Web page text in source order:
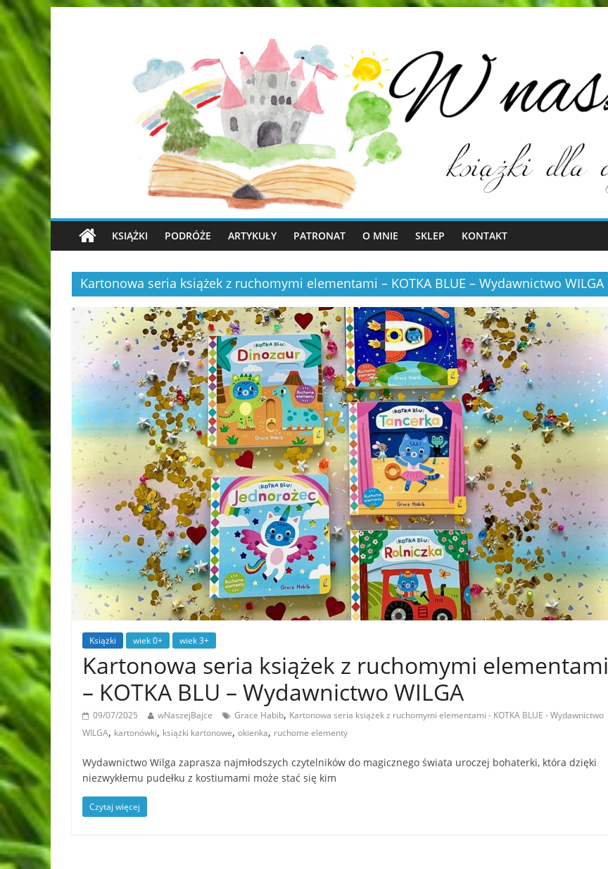
KSIĄŻKI PODRÓŻE ARTYKUŁY PATRONAT O MNIE SKLEP KONTAKT
Kartonowa seria książek z ruchomymi elementami – KOTKA BLUE – Wydawnictwo WILGA
Książki wiek 0+ wiek 3+
Kartonowa seria książek z ruchomymi elementami
– KOTKA BLU – Wydawnictwo WILGA
09/07/2025 wNaszejBajce Grace Habib, Kartonowa seria książek z ruchomymi elementami - KOTKA BLUE - Wydawnictwo
WILGA, kartonówki, książki kartonowe, okienka, ruchome elementy
Wydawnictwo Wilga zaprasza najmłodszych czytelników do magicznego świata uroczej bohaterki, która dzięki
niezwykłemu pudełku z kostiumami może stać się kim
Czytaj więcej